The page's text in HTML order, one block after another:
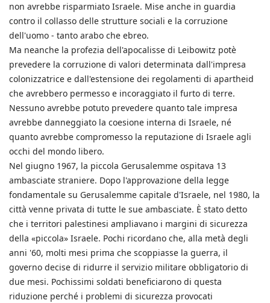
non avrebbe risparmiato Israele. Mise anche in guardia
contro il collasso delle strutture sociali e la corruzione
dell'uomo - tanto arabo che ebreo.
Ma neanche la profezia dell'apocalisse di Leibowitz potè
prevedere la corruzione di valori determinata dall'impresa
colonizzatrice e dall'estensione dei regolamenti di apartheid
che avrebbero permesso e incoraggiato il furto di terre.
Nessuno avrebbe potuto prevedere quanto tale impresa
avrebbe danneggiato la coesione interna di Israele, né
quanto avrebbe compromesso la reputazione di Israele agli
occhi del mondo libero.
Nel giugno 1967, la piccola Gerusalemme ospitava 13
ambasciate straniere. Dopo l'approvazione della legge
fondamentale su Gerusalemme capitale d'Israele, nel 1980, la
città venne privata di tutte le sue ambasciate. È stato detto
che i territori palestinesi ampliavano i margini di sicurezza
della «piccola» Israele. Pochi ricordano che, alla metà degli
anni '60, molti mesi prima che scoppiasse la guerra, il
governo decise di ridurre il servizio militare obbligatorio di
due mesi. Pochissimi soldati beneficiarono di questa
riduzione perché i problemi di sicurezza provocati